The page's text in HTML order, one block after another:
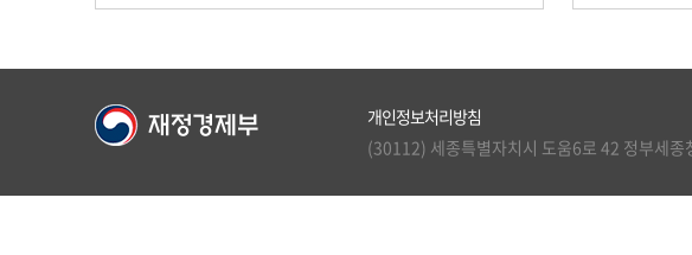
개인정보처리방침
(30112) 세종특별자치시 도움6로 42 정부세